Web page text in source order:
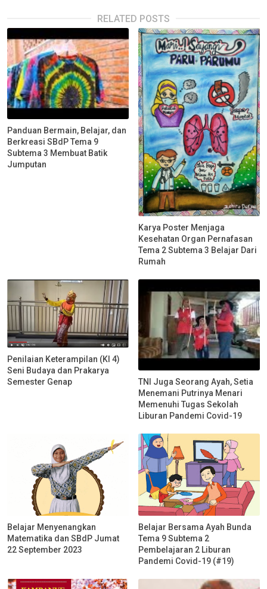
RELATED POSTS
Panduan Bermain, Belajar, dan
Berkreasi SBdP Tema 9
Subtema 3 Membuat Batik
Jumputan
Karya Poster Menjaga
Kesehatan Organ Pernafasan
Tema 2 Subtema 3 Belajar Dari
Rumah
Penilaian Keterampilan (KI 4)
Seni Budaya dan Prakarya
Semester Genap
TNI Juga Seorang Ayah, Setia
Menemani Putrinya Menari
Memenuhi Tugas Sekolah
Liburan Pandemi Covid-19
Belajar Menyenangkan
Matematika dan SBdP Jumat
22 September 2023
Belajar Bersama Ayah Bunda
Tema 9 Subtema 2
Pembelajaran 2 Liburan
Pandemi Covid-19 (#19)